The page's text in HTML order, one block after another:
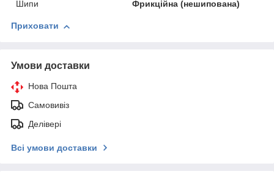
Шипи Фрикційна (нешипована)
Приховати
Умови доставки
Нова Пошта
Самовивіз
Делівері
Всі умови доставки